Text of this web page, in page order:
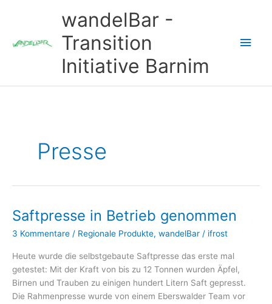
wandelBar -
Transition
Initiative Barnim
Presse
Saftpresse in Betrieb genommen
3 Kommentare / Regionale Produkte, wandelBar / ifrost
Heute wurde die selbstgebaute Saftpresse das erste mal
getestet: Mit der Kraft von bis zu 12 Tonnen wurden Äpfel,
Birnen und Trauben zu einigen hundert Litern Saft gepresst.
Die Rahmenpresse wurde von einem Eberswalder Team vor